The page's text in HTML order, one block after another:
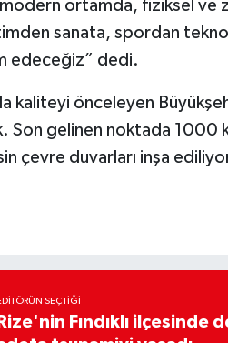
ortamda, fiziksel ve
sanata, spordan
edeceğiz” dedi.
kaliteyi önceleyen
Son gelinen noktada 1000
çevre duvarları inşa
SEÇTIĞI
Rize'nin Fındıklı ilçesinde